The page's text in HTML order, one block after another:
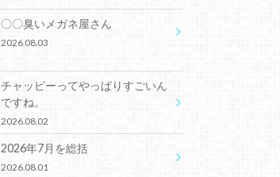
〇〇臭いメガネ屋さん
2026.08.03
チャッピーってやっぱりすごいん
ですね。
2026.08.02
2026年7月を総括
2026.08.01